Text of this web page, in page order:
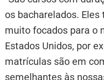
os bacharelados.
muito focados para o
Estados Unidos, por
matrículas são em
semelhantes às